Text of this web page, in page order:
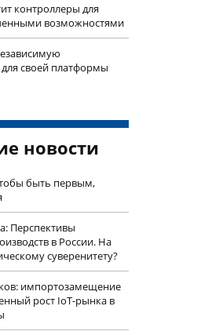
контроллеры для
возможностями
своей платформы
новости
быть первым,
Перспективы
в России. На
суверенитету?
импортозамещение
рост IoT-рынка в